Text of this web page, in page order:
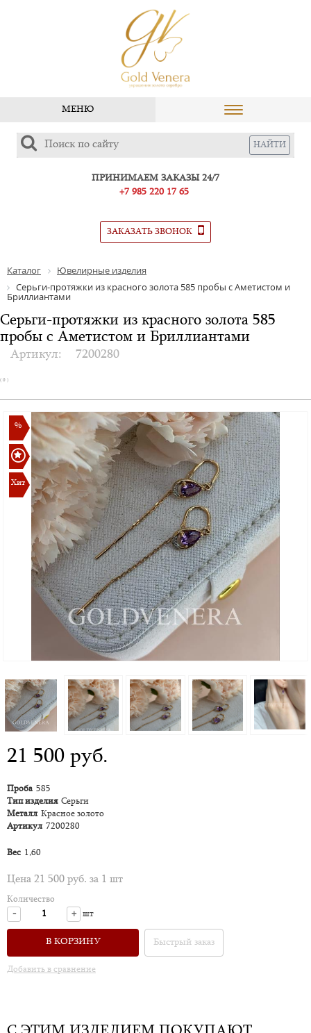
МЕНЮ
ПРИНИМАЕМ ЗАКАЗЫ 24/7
+7 985 220 17 65
ЗАКАЗАТЬ ЗВОНОК
Каталог
Ювелирные изделия
Серьги-протяжки из красного золота 585 пробы с Аметистом и
Бриллиантами
Серьги-протяжки из красного золота 585
пробы с Аметистом и Бриллиантами
Артикул: 7200280
( 0 )
%
Хит
21 500 руб.
Проба 585
Тип изделия Серьги
Металл Красное золото
Артикул 7200280
Вес 1,60
Цена 21 500 руб. за 1 шт
Количество
-
+ шт
В КОРЗИНУ Быстрый заказ
Добавить в сравнение